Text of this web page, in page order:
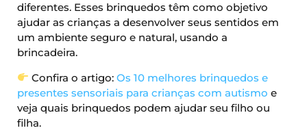
diferentes. Esses brinquedos têm como objetivo
ajudar as crianças a desenvolver seus sentidos em
um ambiente seguro e natural, usando a
brincadeira.
Confira o artigo:Os 10 melhores brinquedos e
presentes sensoriais para crianças com autismo e
veja quais brinquedos podem ajudar seu filho ou
filha.